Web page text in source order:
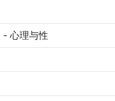
- 心理与性